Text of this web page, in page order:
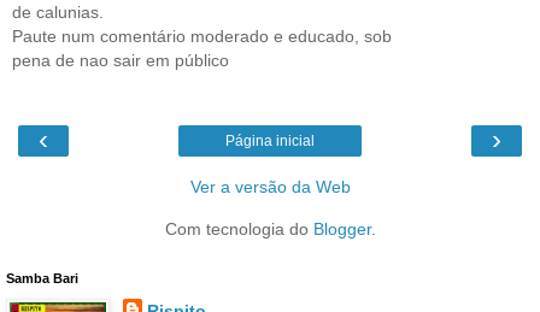
de calunias.
Paute num comentário moderado e educado, sob
pena de nao sair em público
‹ ›
Página inicial
Ver a versão da Web
Com tecnologia do Blogger.
Samba Bari